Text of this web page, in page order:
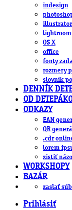
indesign
illustrator
lightroom
OS X
office
fonty
rozmery
slovník
DENNÍK
OD
ODKAZY
EAN
QR
.cdr
lorem
zistiť
WORKSHOPY
BAZÁR
zaslať
Prihlásiť